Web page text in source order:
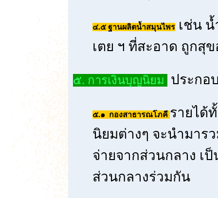
๔.๕ ฐานผลิตน้ำสมุนไพร เช่น
เตย ฯ ที่สะอาด ถูกสุ
๕. การเงินบุญนิยม ประกอ
๕.๑ กองสาธารณโภคี รายได้
นิยมต่างๆ จะนำมาร
จ่ายจากส่วนกลาง เ
ส่วนกลางร่วมกัน